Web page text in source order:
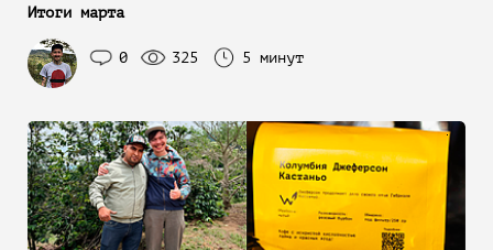
Итоги марта
0 325 5 минут